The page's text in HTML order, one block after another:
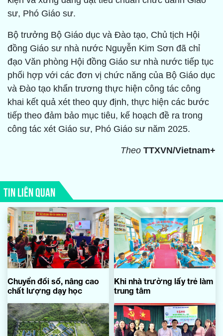
sư, Phó Giáo sư.
Bộ trưởng Bộ Giáo dục và Đào tạo, Chủ tịch Hội
đồng Giáo sư nhà nước Nguyễn Kim Sơn đã chỉ
đạo Văn phòng Hội đồng Giáo sư nhà nước tiếp tục
phối hợp với các đơn vị chức năng của Bộ Giáo dục
và Đào tạo khẩn trương thực hiện công tác công
khai kết quả xét theo quy định, thực hiện các bước
tiếp theo đảm bảo mục tiêu, kế hoạch đề ra trong
công tác xét Giáo sư, Phó Giáo sư năm 2025.
Theo TTXVN/Vietnam+
TIN LIÊN QUAN
Chuyển đổi số, nâng cao
chất lượng dạy học
Khi nhà trường lấy trẻ làm
trung tâm